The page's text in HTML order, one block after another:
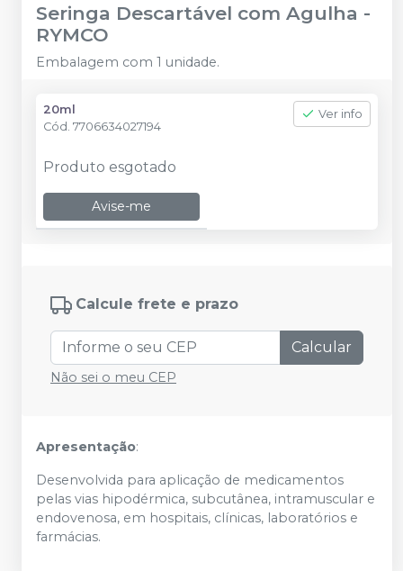
Seringa Descartável com Agulha -
RYMCO
Embalagem com 1 unidade.
20ml
Cód. 7706634027194
Ver info
Produto esgotado
Avise-me
Calcule frete e prazo
Calcular
Não sei o meu CEP
Apresentação:
Desenvolvida para aplicação de medicamentos
pelas vias hipodérmica, subcutânea, intramuscular e
endovenosa, em hospitais, clínicas, laboratórios e
farmácias.